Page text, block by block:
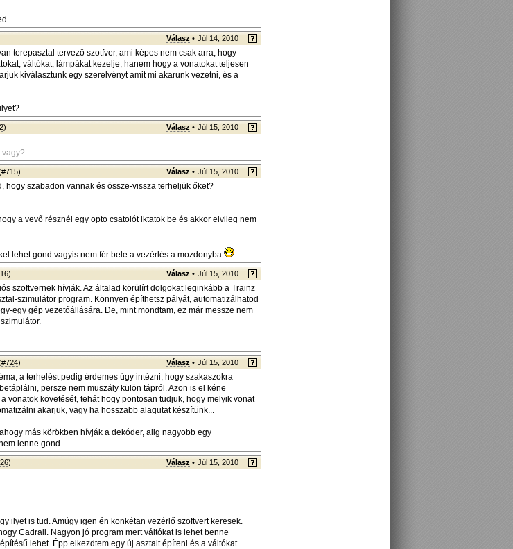
Válasz • Júl 14, 2010
terepasztal tervező szotfver, ami képes nem csak arra, hogy
váltókat, lámpákat kezelje, hanem hogy a vonatokat teljesen
kiválasztunk egy szerelvényt amit mi akarunk vezetni, és a
) Válasz • Júl 15, 2010
vagy?
#715) Válasz • Júl 15, 2010
hogy szabadon vannak és össze-vissza terheljük őket?
a vevő résznél egy opto csatolót iktatok be és akkor elvileg nem
lehet gond vagyis nem fér bele a vezérlés a mozdonyba
) Válasz • Júl 15, 2010
szoftvernek hívják. Az általad körülírt dolgokat leginkább a Trainz
szimulátor program. Könnyen építhetsz pályát, automatizálhatod
egy gép vezetőállására. De, mint mondtam, ez már messze nem
#724) Válasz • Júl 15, 2010
a terhelést pedig érdemes úgy intézni, hogy szakaszokra
persze nem muszály külön tápról. Azon is el kéne
vonatok követését, tehát hogy pontosan tudjuk, hogy melyik vonat
akarjuk, vagy ha hosszabb alagutat készítünk...
más körökben hívják a dekóder, alig nagyobb egy
lenne gond.
) Válasz • Júl 15, 2010
ilyet is tud. Amúgy igen én konkétan vezérlő szoftvert keresek.
Cadrail. Nagyon jó program mert váltókat is lehet benne
lehet. Épp elkezdtem egy új asztalt építeni és a váltókat